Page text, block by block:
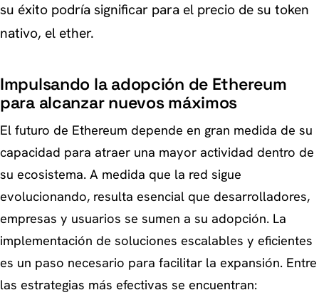
su éxito podría significar para el precio de su token
nativo, el ether.
Impulsando la adopción de Ethereum
para alcanzar nuevos máximos
El futuro de Ethereum depende en gran medida de su
capacidad para atraer una mayor actividad dentro de
su ecosistema. A medida que la red sigue
evolucionando, resulta esencial que desarrolladores,
empresas y usuarios se sumen a su adopción. La
implementación de soluciones escalables y eficientes
es un paso necesario para facilitar la expansión. Entre
las estrategias más efectivas se encuentran: